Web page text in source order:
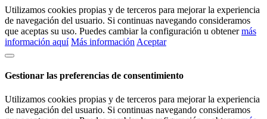
Utilizamos cookies propias y de terceros para mejorar la experiencia
de navegación del usuario. Si continuas navegando consideramos
que aceptas su uso. Puedes cambiar la configuración u obtenermás
información aquí Más información Aceptar
Gestionar las preferencias de consentimiento
Utilizamos cookies propias y de terceros para mejorar la experiencia
de navegación del usuario. Si continuas navegando consideramos